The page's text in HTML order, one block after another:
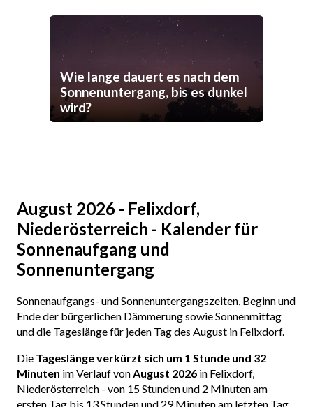
Wie lange dauert es nach dem
Sonnenuntergang, bis es dunkel
wird?
August 2026 - Felixdorf,
Niederösterreich - Kalender für
Sonnenaufgang und
Sonnenuntergang
Sonnenaufgangs- und Sonnenuntergangszeiten, Beginn und
Ende der bürgerlichen Dämmerung sowie Sonnenmittag
und die Tageslänge für jeden Tag des August in Felixdorf.
Die Tageslänge verkürzt sich um 1 Stunde und 32
Minuten im Verlauf vonAugust 2026 in Felixdorf,
Niederösterreich - von 15 Stunden und 2 Minuten am
ersten Tag bis 13 Stunden und 29 Minuten am letzten Tag.